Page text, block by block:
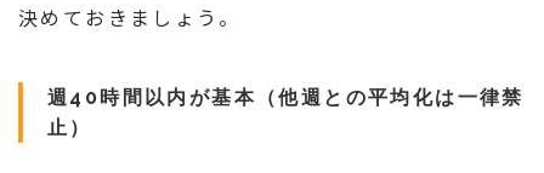
決めておきましょう。
週40時間以内が基本（他週との平均化は一律禁
止）